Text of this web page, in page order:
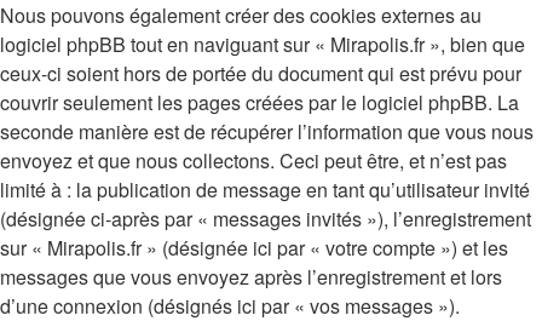
Nous pouvons également créer des cookies externes au
logiciel phpBB tout en naviguant sur « Mirapolis.fr », bien que
ceux-ci soient hors de portée du document qui est prévu pour
couvrir seulement les pages créées par le logiciel phpBB. La
seconde manière est de récupérer l’information que vous nous
envoyez et que nous collectons. Ceci peut être, et n’est pas
limité à : la publication de message en tant qu’utilisateur invité
(désignée ci-après par « messages invités »), l’enregistrement
sur « Mirapolis.fr » (désignée ici par « votre compte ») et les
messages que vous envoyez après l’enregistrement et lors
d’une connexion (désignés ici par « vos messages »).